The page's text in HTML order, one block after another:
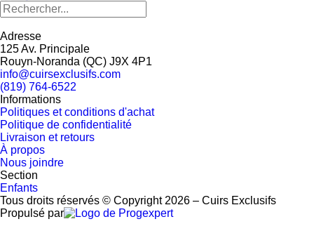
Adresse
125 Av. Principale
Rouyn-Noranda (QC) J9X 4P1
info@cuirsexclusifs.com
(819) 764-6522
Informations
Politiques et conditions d'achat
Politique de confidentialité
Livraison et retours
À propos
Nous joindre
Section
Enfants
Tous droits réservés © Copyright 2026 – Cuirs Exclusifs
Propulsé par